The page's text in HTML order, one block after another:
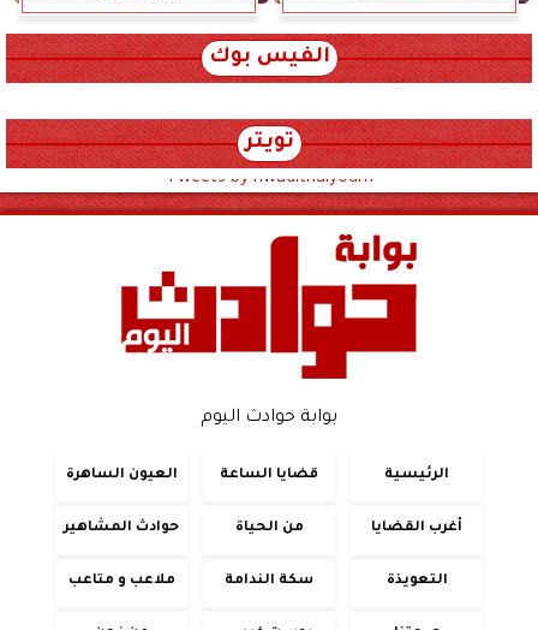
الفيس بوك
تويتر
Tweets by hwadithalyoum
بوابة حوادث اليوم
الرئيسية قضايا الساعة العيون الساهرة
أغرب القضايا من الحياة حوادث المشاهير
التعويذة سكة الندامة ملاعب و متاعب